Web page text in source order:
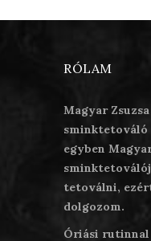
RÓLAM
Magyar
sminktetováló
egyben
tetoválni,
dolgozom.
Óriási